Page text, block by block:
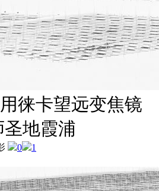
徕卡望远变焦镜
地霞浦
0
1